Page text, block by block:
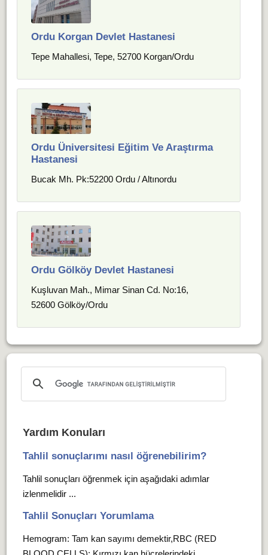
Ordu Korgan Devlet Hastanesi
Tepe Mahallesi, Tepe, 52700 Korgan/Ordu
Ordu Üniversitesi Eğitim Ve Araştırma
Hastanesi
Bucak Mh. Pk:52200 Ordu / Altınordu
Ordu Gölköy Devlet Hastanesi
Kuşluvan Mah., Mimar Sinan Cd. No:16,
52600 Gölköy/Ordu
Yardım Konuları
Tahlil sonuçlarımı nasıl öğrenebilirim?
Tahlil sonuçları öğrenmek için aşağıdaki adımlar
izlenmelidir ...
Tahlil Sonuçları Yorumlama
Hemogram: Tam kan sayımı demektir,RBC (RED